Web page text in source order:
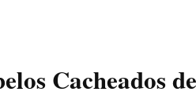
Cacheados de